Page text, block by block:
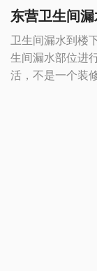
东营卫生间
卫生间漏水到楼
生间漏水部位进
活，不是一个装